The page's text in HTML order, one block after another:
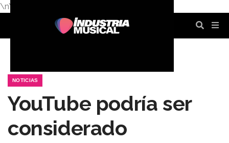
\n\n
NOTICIAS
YouTube podría ser
considerado